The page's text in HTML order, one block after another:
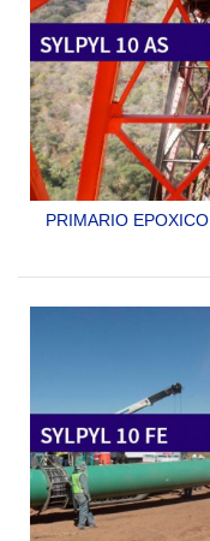
PRIMARIO